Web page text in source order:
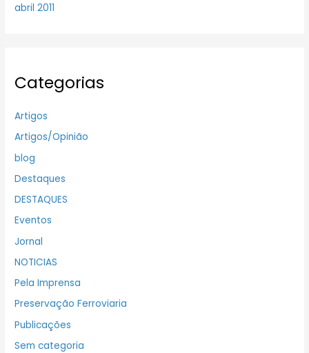
abril 2011
Categorias
Artigos
Artigos/Opinião
blog
Destaques
DESTAQUES
Eventos
Jornal
NOTICIAS
Pela Imprensa
Preservação Ferroviaria
Publicações
Sem categoria